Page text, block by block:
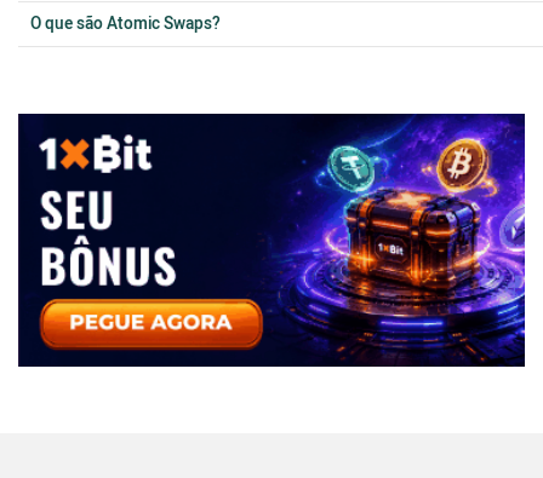
O que são Atomic Swaps?